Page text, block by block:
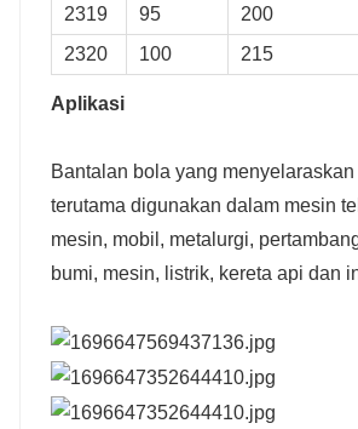
2319
95 200
2320
100 215
Aplikasi
Bantalan bola yang
terutama digunakan dalam mesin
mesin, mobil, metalurgi,
bumi, mesin, listrik, kereta api dan